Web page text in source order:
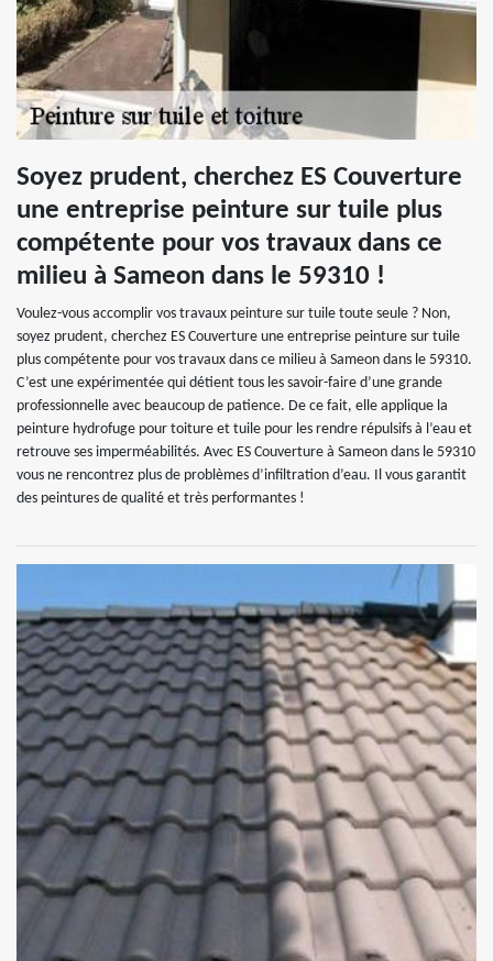
Soyez prudent, cherchez ES Couverture
une entreprise peinture sur tuile plus
compétente pour vos travaux dans ce
milieu à Sameon dans le 59310 !
Voulez-vous accomplir vos travaux peinture sur tuile toute seule ? Non,
soyez prudent, cherchez ES Couverture une entreprise peinture sur tuile
plus compétente pour vos travaux dans ce milieu à Sameon dans le 59310.
C’est une expérimentée qui détient tous les savoir-faire d’une grande
professionnelle avec beaucoup de patience. De ce fait, elle applique la
peinture hydrofuge pour toiture et tuile pour les rendre répulsifs à l’eau et
retrouve ses imperméabilités. Avec ES Couverture à Sameon dans le 59310
vous ne rencontrez plus de problèmes d’infiltration d’eau. Il vous garantit
des peintures de qualité et très performantes !